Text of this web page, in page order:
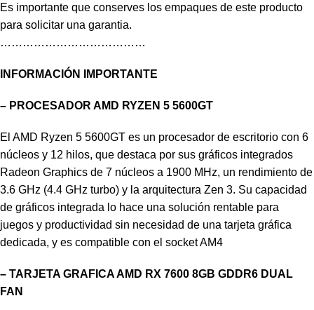
Es importante que conserves los empaques de este producto
para solicitar una garantia.
…………………………………
INFORMACIÓN IMPORTANTE
– PROCESADOR AMD RYZEN 5 5600GT
El AMD Ryzen 5 5600GT es un procesador de escritorio con 6
núcleos y 12 hilos, que destaca por sus gráficos integrados
Radeon Graphics de 7 núcleos a 1900 MHz, un rendimiento de
3.6 GHz (4.4 GHz turbo) y la arquitectura Zen 3. Su capacidad
de gráficos integrada lo hace una solución rentable para
juegos y productividad sin necesidad de una tarjeta gráfica
dedicada, y es compatible con el socket AM4
– TARJETA GRAFICA AMD RX 7600 8GB GDDR6 DUAL
FAN